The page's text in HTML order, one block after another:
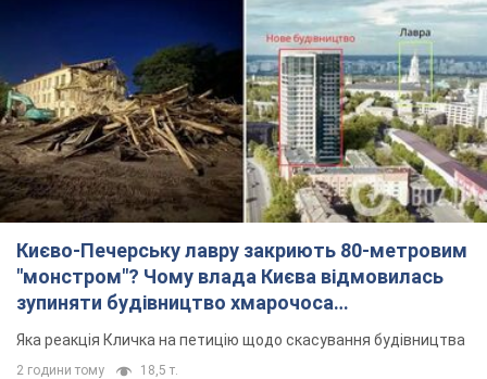
Києво-Печерську лавру закриють 80-метровим
"монстром"? Чому влада Києва відмовилась
зупиняти будівництво хмарочоса
"московського вірянина"
Яка реакція Кличка на петицію щодо скасування будівництва
2 години тому 18,5 т.